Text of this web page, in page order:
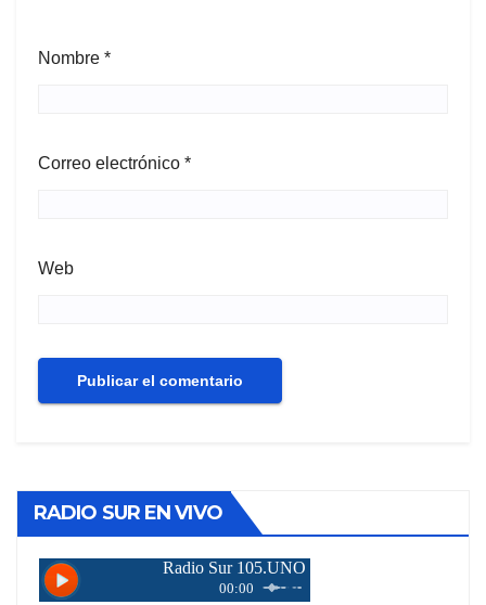
Nombre *
Correo electrónico *
Web
RADIO SUR EN VIVO